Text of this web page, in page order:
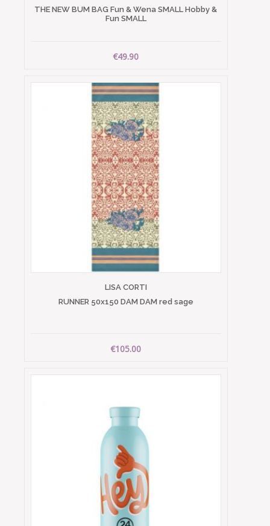
THE NEW BUM BAG Fun & Wena SMALL Hobby &
Fun SMALL
€49.90
LISA CORTI
RUNNER 50x150 DAM DAM red sage
€105.00